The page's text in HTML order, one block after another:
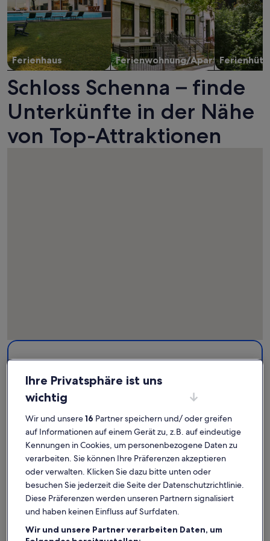
Ferienhaus Ferienwohnung/Apartment
Schloss Schenna – finde
Unterkünfte in der Nähe
von Top-Attraktionen
Karte
mit
Schloss Schenna
Weitere Informationen zu Schloss Schenna. Wird in einem
Schloss Schenna: Finde deine
Ihre Privatsphäre ist uns
wichtig
Wir und unsere16 Partner speichern und/ oder greifen
auf Informationen auf einem Gerät zu, z.B. auf eindeutige
Kennungen in Cookies, um personenbezogene Daten zu
verarbeiten. Sie können Ihre Präferenzen akzeptieren
oder verwalten. Klicken Sie dazu bitte unten oder
besuchen Sie jederzeit die Seite der Datenschutzrichtlinie.
Diese Präferenzen werden unseren Partnern signalisiert
und haben keinen Einfluss auf Surfdaten.
Wir und unsere Partner verarbeiten Daten, um